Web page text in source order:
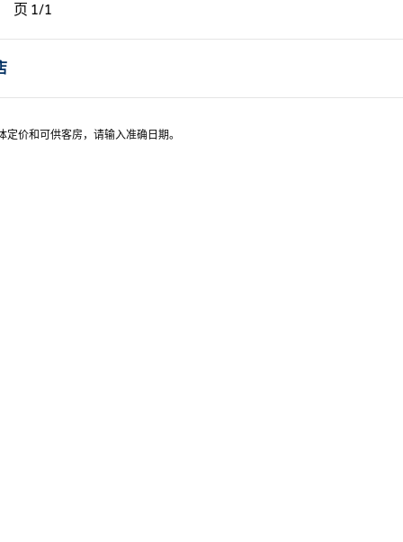
页 1/1
一页，第 1页，共 1 页
页 1/1
价和可供客房，请输入准确日期。